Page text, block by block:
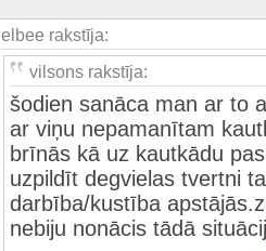
elbee rakstīja:
vilsons rakstīja:
šodien sanāca man ar to
ar viņu nepamanītam
brīnās kā uz kautkādu
uzpildīt degvielas tvertni
darbība/kustība
nebiju nonācis tādā